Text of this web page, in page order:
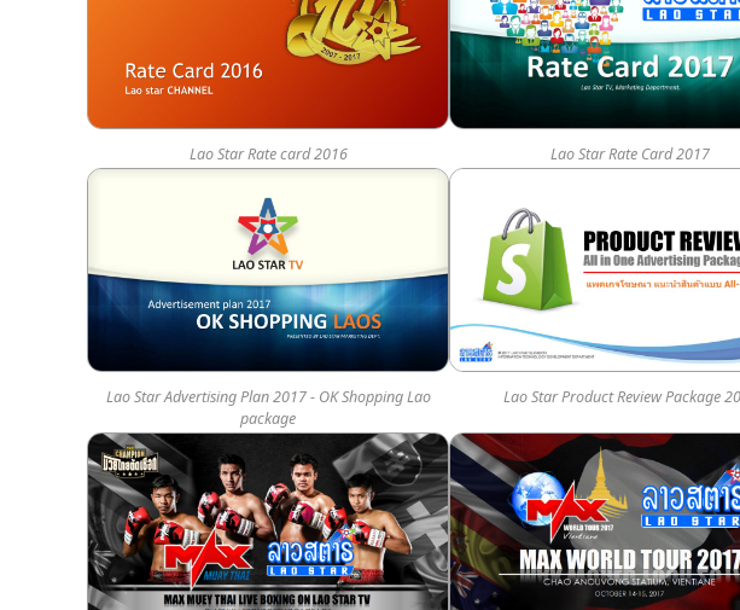
Lao Star Rate card 2016 Lao Star Rate Card 2017
Lao Star Advertising Plan 2017 - OK Shopping Lao
package
Lao Star Product Review Package